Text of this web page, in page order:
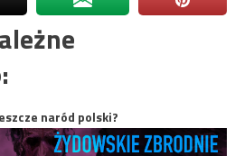
naród polski?